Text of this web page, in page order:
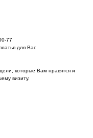
77
для Вас
которые Вам нравятся и
визиту.